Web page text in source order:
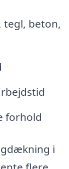
tegl, beton,
forhold
i